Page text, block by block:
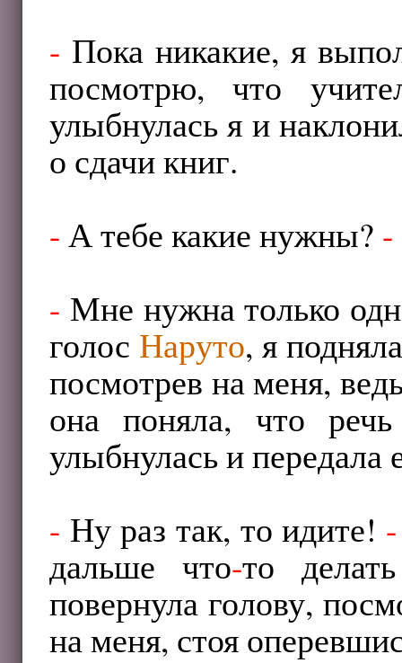
- Пока никакие, я
посмотрю, что
улыбнулась я и
о сдачи книг.
-А тебе какие нужны? -
- Мне нужна только
голос Наруто, я
посмотрев на меня,
она поняла, что
улыбнулась и передала
- Ну раз так, то идите! -
дальше что-то
повернула голову,
на меня, стоя